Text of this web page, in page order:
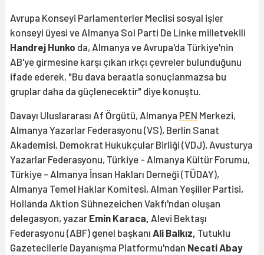
Avrupa Konseyi Parlamenterler Meclisi sosyal işler
konseyi üyesi ve Almanya Sol Parti De Linke milletvekili
Handrej Hunko da, Almanya ve Avrupa'da Türkiye'nin
AB'ye girmesine karşı çıkan ırkçı çevreler bulunduğunu
ifade ederek, "Bu dava beraatla sonuçlanmazsa bu
gruplar daha da güçlenecektir" diye konuştu.
Davayı Uluslararası Af Örgütü, Almanya PEN Merkezi,
Almanya Yazarlar Federasyonu (VS), Berlin Sanat
Akademisi, Demokrat Hukukçular Birliği (VDJ), Avusturya
Yazarlar Federasyonu, Türkiye - Almanya Kültür Forumu,
Türkiye - Almanya İnsan Hakları Derneği (TÜDAY),
Almanya Temel Haklar Komitesi, Alman Yeşiller Partisi,
Hollanda Aktion Sühnezeichen Vakfı'ndan oluşan
delegasyon, yazar Emin Karaca, Alevi Bektaşı
Federasyonu (ABF) genel başkanı Ali Balkız, Tutuklu
Gazetecilerle Dayanışma Platformu'ndan Necati Abay